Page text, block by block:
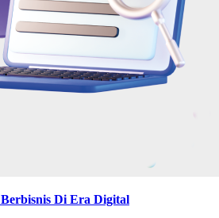
Di Era Digital